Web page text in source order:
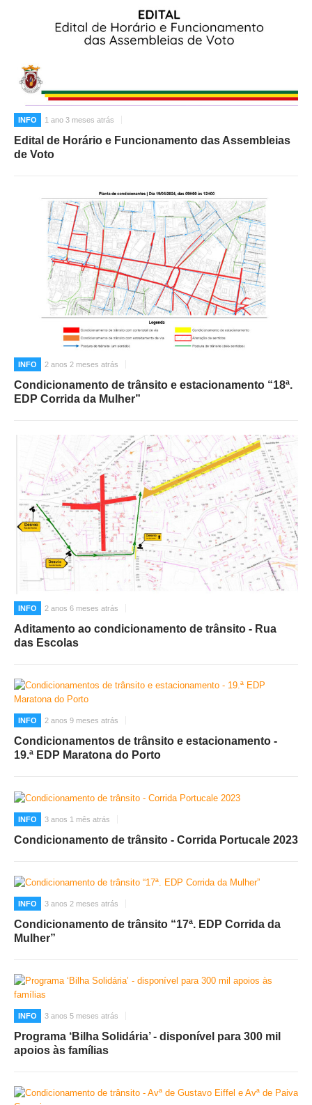
INFO 1 ano 3 meses atrás
Edital de Horário e Funcionamento das Assembleias
de Voto
INFO 2 anos 2 meses atrás
Condicionamento de trânsito e estacionamento “18ª.
EDP Corrida da Mulher”
INFO 2 anos 6 meses atrás
Aditamento ao condicionamento de trânsito - Rua
das Escolas
INFO 2 anos 9 meses atrás
Condicionamentos de trânsito e estacionamento -
19.ª EDP Maratona do Porto
INFO 3 anos 1 mês atrás
Condicionamento de trânsito - Corrida Portucale 2023
INFO 3 anos 2 meses atrás
Condicionamento de trânsito “17ª. EDP Corrida da
Mulher”
INFO 3 anos 5 meses atrás
Programa ‘Bilha Solidária’ - disponível para 300 mil
apoios às famílias